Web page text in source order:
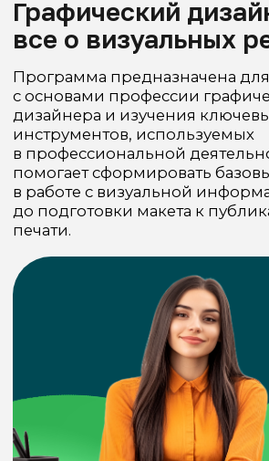
Длительность
видеоуроки и онлайн-встречи
с экспертами
с основами профессии графического
дизайнера и изучения ключевых
инструментов, используемых
в профессиональной деятельности. Курс
в работе с визуальной информацией, от идеи
до подготовки макета к публикации или
печати.